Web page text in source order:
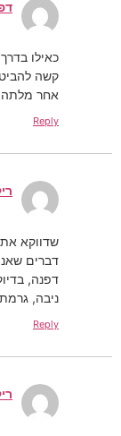
כאילו
קשה
אחר
Reply
שדווקא
דברים
דפנה,
ניבה, גרמת
Reply